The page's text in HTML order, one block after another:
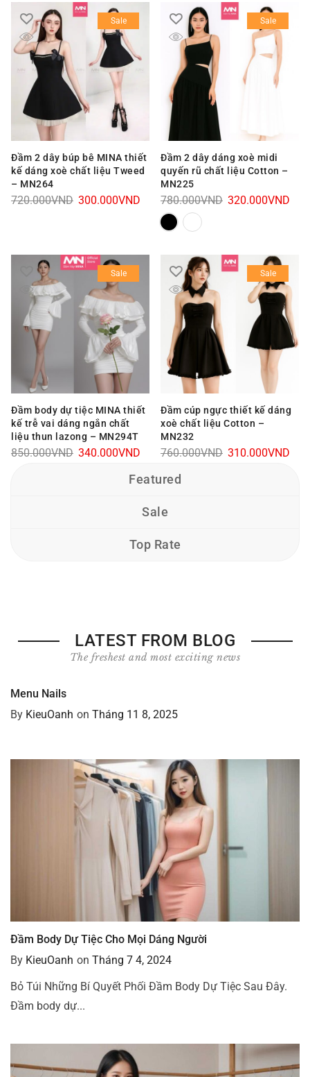
Sale
Đầm 2 dây búp bê MINA thiết
kế dáng xoè chất liệu Tweed
– MN264
720.000VND Giá
720.000VND.
300.000VND
hiện
là:
300.000VND.
Sale
Đầm 2 dây dáng xoè midi
quyến rũ chất liệu Cotton –
MN225
780.000VND Giá
780.000VND.
320.000VND
Sale
Đầm body dự tiệc MINA thiết
kế trễ vai dáng ngắn chất
liệu thun lazong – MN294T
850.000VND Giá
340.000VND
là:
Sale
Đầm cúp ngực thiết kế dáng
xoè chất liệu Cotton –
MN232
760.000VND Giá
310.000VND
Featured
Sale
Top Rate
LATEST FROM BLOG
The freshest and most exciting news
Menu Nails
By KieuOanh on Tháng 11 8, 2025
Đầm Body Dự Tiệc Cho Mọi Dáng Người
By KieuOanh on Tháng 7 4, 2024
Bỏ Túi Những Bí Quyết Phối Đầm Body Dự Tiệc Sau Đây.
Đầm body dự...